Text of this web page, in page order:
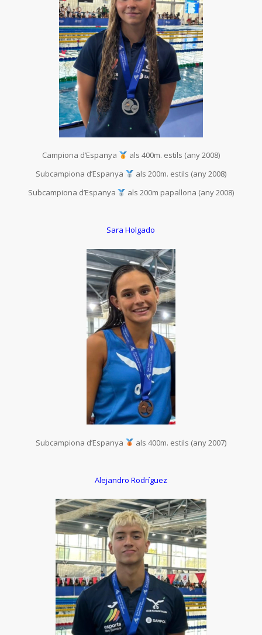
Campiona d’Espanya
als 400m. estils (any 2008)
Subcampiona d’Espanya
als 200m. estils (any 2008)
Subcampiona d’Espanya
als 200m papallona (any 2008)
Sara Holgado
Subcampiona d’Espanya als 400m. estils (any 2007)
Alejandro Rodríguez